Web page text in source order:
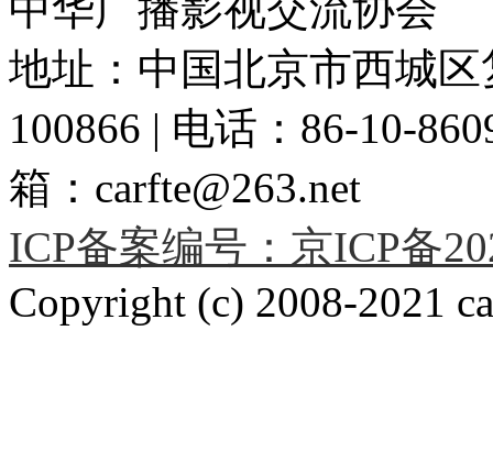
中华广播影视交流协会
地址：中国北京市西城
100866 | 电话：86-10-
箱：carfte@263.net
ICP备案编号：京ICP备
Copyright (c) 2008-2021